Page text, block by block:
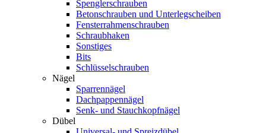
Spenglerschrauben
Betonschrauben und Unterlegscheiben
Fensterrahmenschrauben
Schraubhaken
Sonstiges
Bits
Schlüsselschrauben
Nägel
Sparrennägel
Dachpappennägel
Senk- und Stauchkopfnägel
Dübel